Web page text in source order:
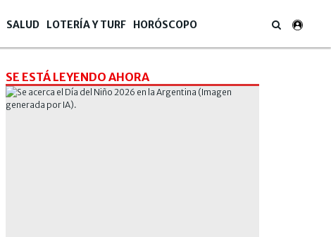
SALUD LOTERÍA Y TURF HORÓSCOPO
SE ESTÁ LEYENDO AHORA